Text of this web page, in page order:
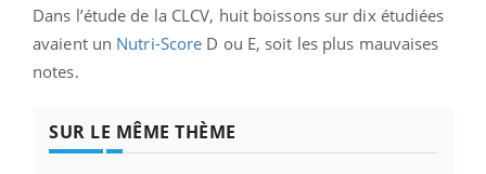
Dans l’étude de la CLCV, huit boissons sur dix étudiées
avaient un Nutri-Score D ou E, soit les plus mauvaises
notes.
SUR LE MÊME THÈME